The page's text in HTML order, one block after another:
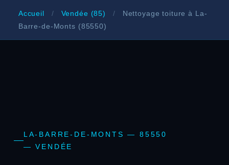
Accueil / Vendée (85) /
Nettoyage toiture à La-
Barre-de-Monts (85550)
LA-BARRE-DE-MONTS — 85550
— VENDÉE